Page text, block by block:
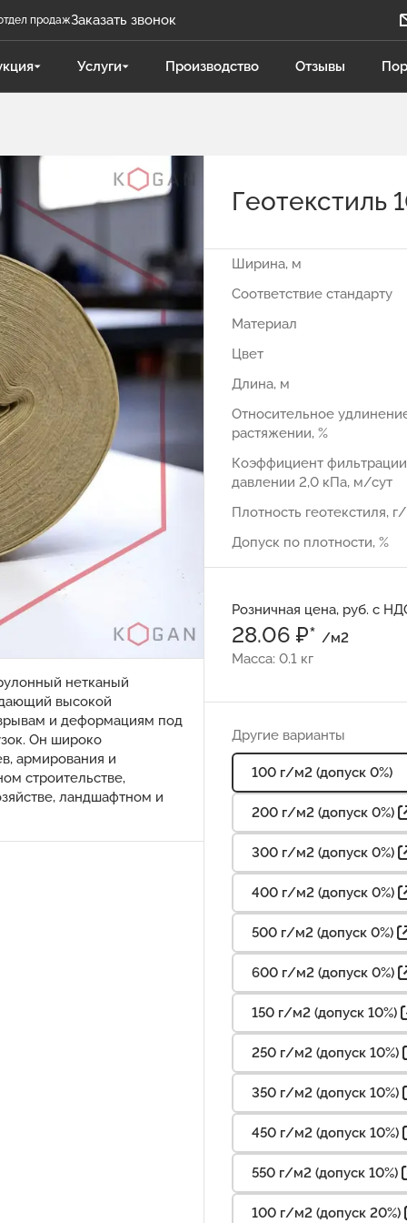
продажЗаказать звонок
Задать вопрос
Поликарпова Светлана
Отдел продаж Гидравлика
Услуги Производство Отзывы
нетканый
высокой
и деформациям под
Он широко
армирования и
строительстве,
ландшафтном и
Геотекстиль
Ширина, м
Соответствие стандарту
Материал
Цвет
Длина, м
Относительное
растяжении, %
Коэффициент
давлении 2,0 кПа, м/сут
Плотность геотекстиля,
Допуск по плотности, %
Розничная цена, руб. с
28.06 ₽* /м2
Масса: 0.1 кг
Другие варианты
100 г/м2 (допуск 0%)
200 г/м2 (допуск 0%)
300 г/м2 (допуск 0%)
400 г/м2 (допуск 0%)
500 г/м2 (допуск 0%)
600 г/м2 (допуск 0%)
150 г/м2 (допуск 10%)
250 г/м2 (допуск 10%)
350 г/м2 (допуск 10%)
450 г/м2 (допуск 10%)
550 г/м2 (допуск 10%)
100 г/м2 (допуск 20%)